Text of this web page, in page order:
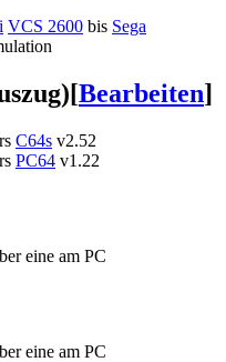
VCS 2600 bis Sega
[Bearbeiten]
C64s v2.52
PC64 v1.22
eine am PC
eine am PC